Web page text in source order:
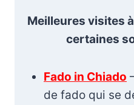
Meilleures visites
certaines
Fado in Chiado
de fado qui se